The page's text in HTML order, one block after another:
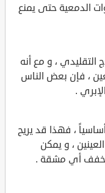
الدمعية حتى يمنع
التقليدي ، و مع أنه
، فإن بعض الناس
.
، فهذا قد يريح
، و يمكن
تخفف أي مشقة .